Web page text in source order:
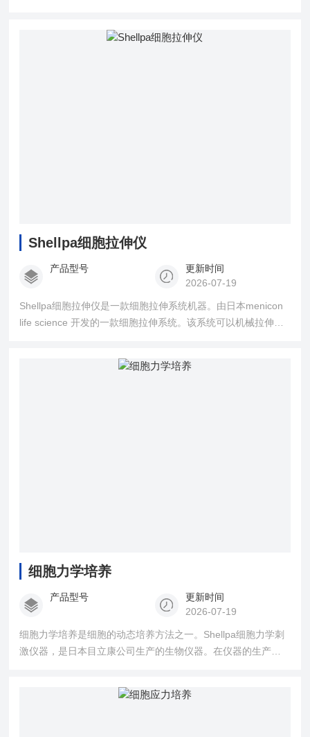
Shellpa细胞拉伸仪
产品型号
更新时间
2026-07-19
Shellpa细胞拉伸仪是一款细胞拉伸系统机器。由日本menicon
life science 开发的一款细胞拉伸系统。该系统可以机械拉伸细
并且能够在这一过程观察细胞的生理变化。其中该版本可以提
细胞力学培养
产品型号
更新时间
2026-07-19
细胞力学培养是细胞的动态培养方法之一。Shellpa细胞力学刺
激仪器，是日本目立康公司生产的生物仪器。在仪器的生产和